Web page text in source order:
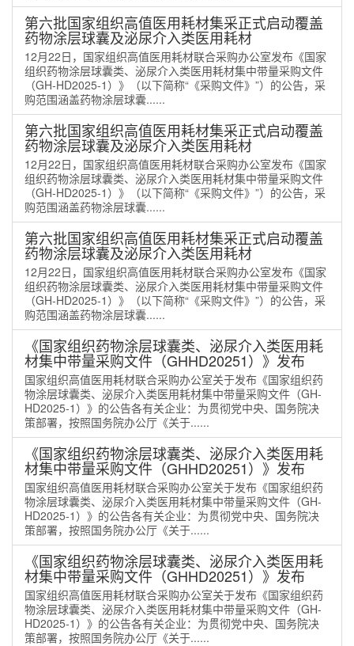
第六批国家组织高值医用耗材集采正式启动覆盖
药物涂层球囊及泌尿介入类医用耗材
12月22日，国家组织高值医用耗材联合采购办公室发布《国家
组织药物涂层球囊类、泌尿介入类医用耗材集中带量采购文件
（GH-HD2025-1）》（以下简称“《采购文件》”）的公告，采
购范围涵盖药物涂层球囊......
第六批国家组织高值医用耗材集采正式启动覆盖
药物涂层球囊及泌尿介入类医用耗材
12月22日，国家组织高值医用耗材联合采购办公室发布《国家
组织药物涂层球囊类、泌尿介入类医用耗材集中带量采购文件
（GH-HD2025-1）》（以下简称“《采购文件》”）的公告，采
购范围涵盖药物涂层球囊......
第六批国家组织高值医用耗材集采正式启动覆盖
药物涂层球囊及泌尿介入类医用耗材
12月22日，国家组织高值医用耗材联合采购办公室发布《国家
组织药物涂层球囊类、泌尿介入类医用耗材集中带量采购文件
（GH-HD2025-1）》（以下简称“《采购文件》”）的公告，采
购范围涵盖药物涂层球囊......
《国家组织药物涂层球囊类、泌尿介入类医用耗
材集中带量采购文件（GHHD20251）》发布
国家组织高值医用耗材联合采购办公室关于发布《国家组织药
物涂层球囊类、泌尿介入类医用耗材集中带量采购文件（GH-
HD2025-1）》的公告各有关企业：为贯彻党中央、国务院决
策部署，按照国务院办公厅《关于......
《国家组织药物涂层球囊类、泌尿介入类医用耗
材集中带量采购文件（GHHD20251）》发布
国家组织高值医用耗材联合采购办公室关于发布《国家组织药
物涂层球囊类、泌尿介入类医用耗材集中带量采购文件（GH-
HD2025-1）》的公告各有关企业：为贯彻党中央、国务院决
策部署，按照国务院办公厅《关于......
《国家组织药物涂层球囊类、泌尿介入类医用耗
材集中带量采购文件（GHHD20251）》发布
国家组织高值医用耗材联合采购办公室关于发布《国家组织药
物涂层球囊类、泌尿介入类医用耗材集中带量采购文件（GH-
HD2025-1）》的公告各有关企业：为贯彻党中央、国务院决
策部署，按照国务院办公厅《关于......